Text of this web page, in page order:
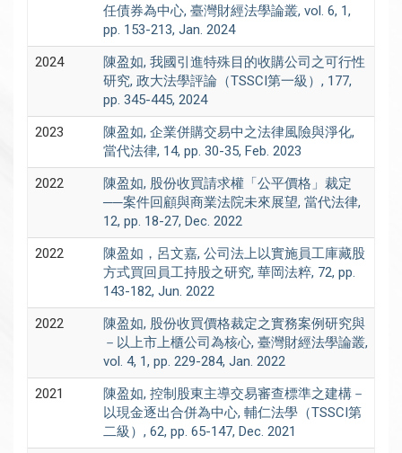
任債券為中心, 臺灣財經法學論叢, vol. 6, 1,
pp. 153-213, Jan. 2024
2024
陳盈如, 我國引進特殊目的收購公司之可行性
研究, 政大法學評論（TSSCI第一級）, 177,
pp. 345-445, 2024
2023
陳盈如, 企業併購交易中之法律風險與淨化,
當代法律, 14, pp. 30-35, Feb. 2023
2022
陳盈如, 股份收買請求權「公平價格」裁定
──案件回顧與商業法院未來展望, 當代法律,
12, pp. 18-27, Dec. 2022
2022
陳盈如，呂文嘉, 公司法上以實施員工庫藏股
方式買回員工持股之研究, 華岡法粹, 72, pp.
143-182, Jun. 2022
2022
陳盈如, 股份收買價格裁定之實務案例研究與
－以上市上櫃公司為核心, 臺灣財經法學論叢,
vol. 4, 1, pp. 229-284, Jan. 2022
2021
陳盈如, 控制股東主導交易審查標準之建構－
以現金逐出合併為中心, 輔仁法學（TSSCI第
二級）, 62, pp. 65-147, Dec. 2021